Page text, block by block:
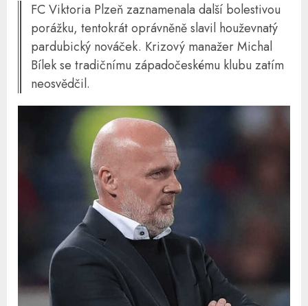
FC Viktoria Plzeň zaznamenala další bolestivou
porážku, tentokrát oprávněně slavil houževnatý
pardubický nováček. Krizový manažer Michal
Bílek se tradičnímu západočeskému klubu zatím
neosvědčil.